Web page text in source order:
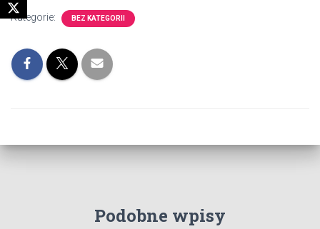
Kategorie: BEZ KATEGORII
Podobne wpisy